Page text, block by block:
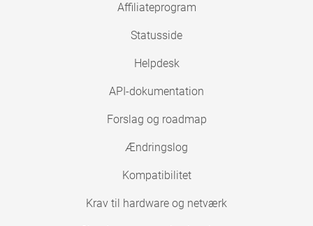
Affiliateprogram
Statusside
Helpdesk
API-dokumentation
Forslag og roadmap
Ændringslog
Kompatibilitet
Krav til hardware og netværk